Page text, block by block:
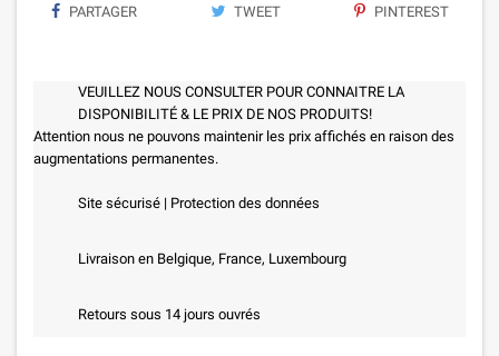
PARTAGER TWEET PINTEREST
VEUILLEZ NOUS CONSULTER POUR CONNAITRE LA
DISPONIBILITÉ & LE PRIX DE NOS PRODUITS!
Attention nous ne pouvons maintenir les prix affichés en raison des
augmentations permanentes.
Site sécurisé | Protection des données
Livraison en Belgique, France, Luxembourg
Retours sous 14 jours ouvrés